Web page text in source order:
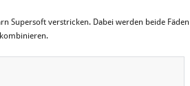
Supersoft verstricken. Dabei werden beide Fäden